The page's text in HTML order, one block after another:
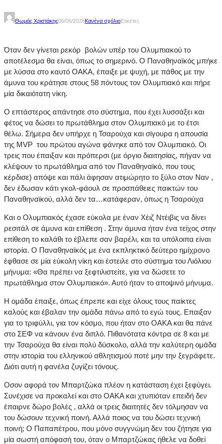
Θωμάς Χριστάκης06/06/2026Κανένα σχόλιοΕτικέτες
Όταν δεν γίνεται ρεκόρ βολών υπέρ του Ολυμπιακού το
αποτέλεσμα θα είναι, όπως το σημερινό. Ο Παναθηναϊκός μπήκε
με λύσσα στο καυτό ΟΑΚΑ, έπαιξε με ψυχή, με πάθος με την
άμυνα του κράτησε στους 58 πόντους τον Ολυμπιακό και πήρε
μία δικαιότατη νίκη.
Ο επτάστερος απάντησε στο σύστημα, που έχει λυσσάξει και
φέτος να δώσει το πρωτάθλημα στον Ολυμπιακό με το έτσι
θέλω. Σήμερα δεν υπήρχε η Τσαρούχα και σίγουρα η απουσία
της MVP του πρώτου αγώνα φάνηκε από τον Ολυμπιακό. Οι
τρεις που έπαιξαν και πρόπερσι (με όργιο διαιτησίας, πήγαν να
κλέψουν το πρωτάθλημα από τον Παναθηναϊκό, που τους
κέρδισε) απόψε και πάλι άφησαν ατιμώρητο το ξύλο στον Ναν ,
δεν έδωσαν κάτι γκολ-φάουλ σε προσπάθειες παικτών του
Παναθηναϊκού, αλλά δεν τα…κατάφεραν, όπως η Τσαρούχα
Και ο Ολυμπιακός έχασε εύκολα με έναν Χέιζ Ντέιβις να δίνει
ρεσιτάλ σε άμυνα και επίθεση . Στην άμυνα ήταν ένα τείχος στην
επίθεση το καλάθι το έβλεπε σαν βαρέλι, και τα υπόλοιπα είναι
ιστορία. Ο Παναθηναϊκός με ένα εκπληκτικό δεύτερο ημίχρονο
έφθασε σε μία εύκολη νίκη και έστειλε στο σύστημα του Λιόλιου
μήνυμα: «Θα πρέπει να ξεφτιλιστείτε, για να δώσετε το
πρωτάθλημα στον Ολυμπιακό». Αυτό ήταν το αποψινό μήνυμα.
Η ομάδα έπαιξε, όπως έπρεπε και είχε όλους τους παίκτες
καλούς και έβαλαν την ομάδα πάνω από το εγώ τους. Επαιξαν
για το τριφύλλι, για τον κόσμο, που ήταν στο ΟΑΚΑ και θα πάνε
στο ΣΕΦ να κάνουν ένα διπλό. Πιθανότατα κόντρα σε 8 και με
την Τσαρούχα θα είναι πολύ δύσκολο, αλλά την καλύτερη ομάδα
στην ιστορία του ελληνικού αθλητισμού ποτέ μην την ξεγράφετε.
Διότι αυτή η φανέλα ζυγίζει τόνους.
Οσον αφορά τον Μπαρτζώκα πλέον η κατάσταση έχει ξεφύγει.
Συνέχισε να προκαλεί και στο ΟΑΚΑ και χτυπιόταν επειδή δεν
έπαιρνε δώρο βολές , αλλά οι τρεις διαιτητές δεν τόλμησαν να
του δώσουν τεχνική ποινή. Αλλά ποιος να του δώσει τεχνική
ποινή; Ο Παπαπέτρου, που μόνο συγγνώμη δεν του ζήτησε για
μία σωστή απόφασή του, όταν ο Μπαρτζώκας ήθελε να δοθεί